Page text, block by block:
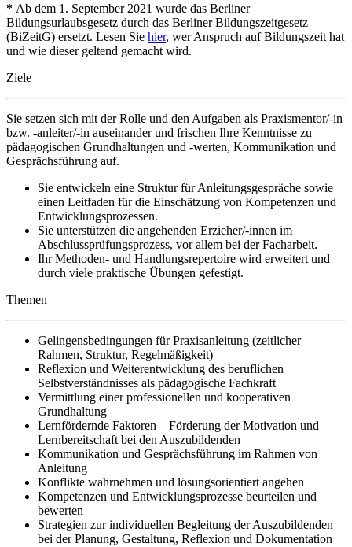
* Ab dem 1. September 2021 wurde das Berliner
Bildungsurlaubsgesetz durch das Berliner Bildungszeitgesetz
(BiZeitG) ersetzt. Lesen Sie hier, wer Anspruch auf Bildungszeit hat
und wie dieser geltend gemacht wird.
Ziele
Sie setzen sich mit der Rolle und den Aufgaben als Praxismentor/-in
bzw. -anleiter/-in auseinander und frischen Ihre Kenntnisse zu
pädagogischen Grundhaltungen und -werten, Kommunikation und
Gesprächsführung auf.
Sie entwickeln eine Struktur für Anleitungsgespräche sowie
einen Leitfaden für die Einschätzung von Kompetenzen und
Entwicklungsprozessen.
Sie unterstützen die angehenden Erzieher/-innen im
Abschlussprüfungsprozess, vor allem bei der Facharbeit.
Ihr Methoden- und Handlungsrepertoire wird erweitert und
durch viele praktische Übungen gefestigt.
Themen
Gelingensbedingungen für Praxisanleitung (zeitlicher
Rahmen, Struktur, Regelmäßigkeit)
Reflexion und Weiterentwicklung des beruflichen
Selbstverständnisses als pädagogische Fachkraft
Vermittlung einer professionellen und kooperativen
Grundhaltung
Lernfördernde Faktoren – Förderung der Motivation und
Lernbereitschaft bei den Auszubildenden
Kommunikation und Gesprächsführung im Rahmen von
Anleitung
Konflikte wahrnehmen und lösungsorientiert angehen
Kompetenzen und Entwicklungsprozesse beurteilen und
bewerten
Strategien zur individuellen Begleitung der Auszubildenden
bei der Planung, Gestaltung, Reflexion und Dokumentation